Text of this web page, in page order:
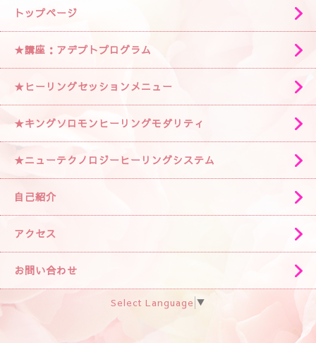
トップページ
★講座：アデプトプログラム
★ヒーリングセッションメニュー
★キングソロモンヒーリングモダリティ
★ニューテクノロジーヒーリングシステム
自己紹介
アクセス
お問い合わせ
Select Language ▼